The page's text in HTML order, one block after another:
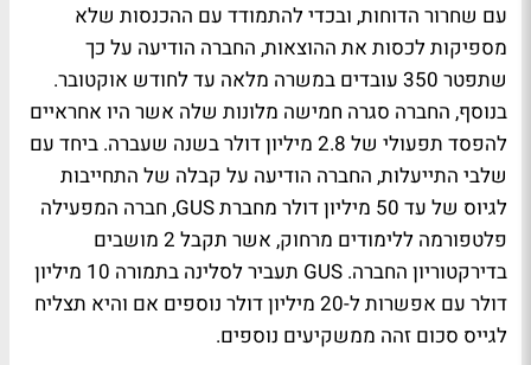
עם שחרור הדוחות, ובכדי להתמודד עם ההכנסות שלא
מספיקות לכסות את ההוצאות, החברה הודיעה על כך
שתפטר 350 עובדים במשרה מלאה עד לחודש אוקטובר.
בנוסף, החברה סגרה חמישה מלונות שלה אשר היו אחראיים
להפסד תפעולי של 2.8 מיליון דולר בשנה שעברה. ביחד עם
שלבי התייעלות, החברה הודיעה על קבלה של התחייבות
לגיוס של עד 50 מיליון דולר מחברת GUS, חברה המפעילה
פלטפורמה ללימודים מרחוק, אשר תקבל 2 מושבים
בדירקטוריון החברה. GUS תעביר לסלינה בתמורה 10 מיליון
דולר עם אפשרות ל-20 מיליון דולר נוספים אם והיא תצליח
לגייס סכום זהה ממשקיעים נוספים.